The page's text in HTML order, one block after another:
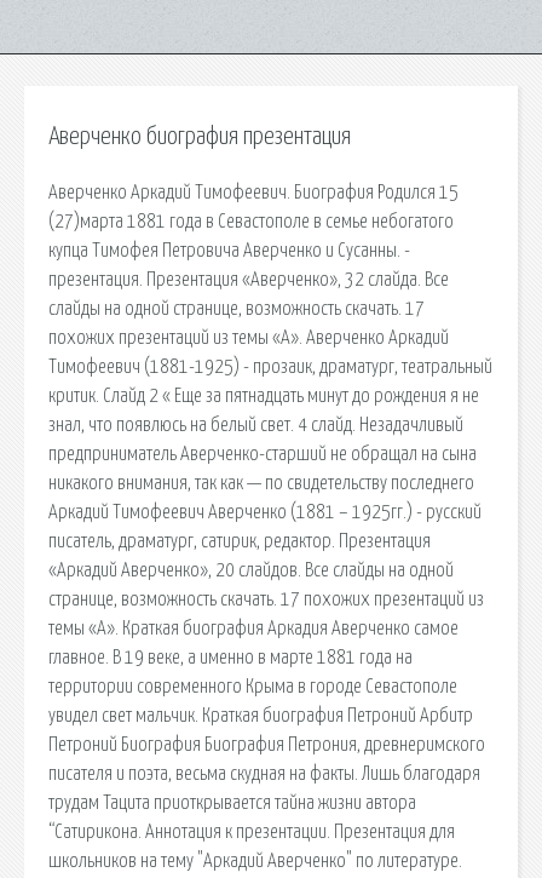
Аверченко биография презентация
Аверченко Аркадий Тимофеевич. Биография Родился 15
(27)марта 1881 года в Севастополе в семье небогатого
купца Тимофея Петровича Аверченко и Сусанны. -
презентация. Презентация «Аверченко», 32 слайда. Все
слайды на одной странице, возможность скачать. 17
похожих презентаций из темы «А». Аверченко Аркадий
Тимофеевич (1881-1925) - прозаик, драматург, театральный
критик. Слайд 2 « Еще за пятнадцать минут до рождения я не
знал, что появлюсь на белый свет. 4 слайд. Незадачливый
предприниматель Аверченко-старший не обращал на сына
никакого внимания, так как — по свидетельству последнего
Аркадий Тимофеевич Аверченко (1881 – 1925гг.) - русский
писатель, драматург, сатирик, редактор. Презентация
«Аркадий Аверченко», 20 слайдов. Все слайды на одной
странице, возможность скачать. 17 похожих презентаций из
темы «А». Краткая биография Аркадия Аверченко самое
главное. В 19 веке, а именно в марте 1881 года на
территории современного Крыма в городе Севастополе
увидел свет мальчик. Краткая биография Петроний Арбитр
Петроний Биография Биография Петрония, древнеримского
писателя и поэта, весьма скудная на факты. Лишь благодаря
трудам Тацита приоткрывается тайна жизни автора
“Сатирикона. Аннотация к презентации. Презентация для
школьников на тему "Аркадий Аверченко" по литературе.